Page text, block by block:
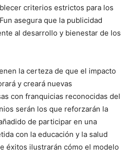
criterios estrictos para los
asegura que la publicidad
al desarrollo y bienestar de los
la certeza de que el impacto
y creará nuevas
con franquicias reconocidas del
serán los que reforzarán la
de participar en una
con la educación y la salud
éxitos ilustrarán cómo el modelo